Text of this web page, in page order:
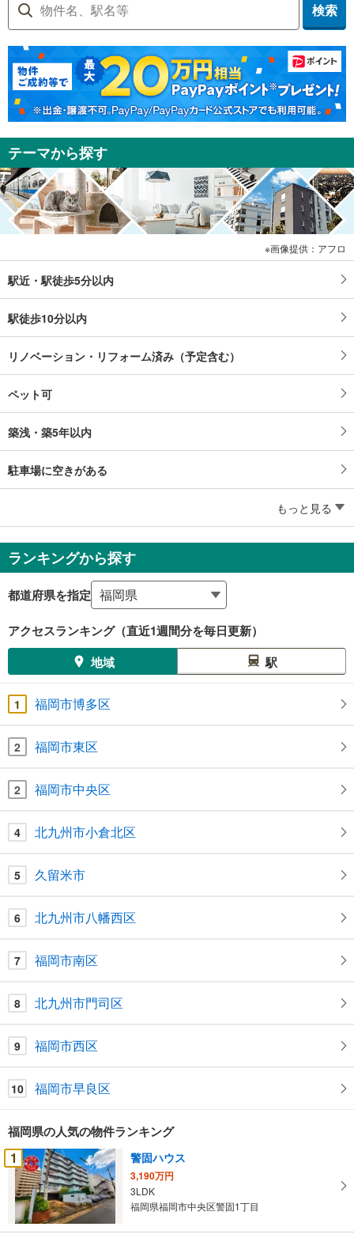
検索
テーマから探す
画像提供：アフロ
駅近・駅徒歩5分以内
駅徒歩10分以内
リノベーション・リフォーム済み（予定含む）
ペット可
築浅・築5年以内
駐車場に空きがある
もっと見る
ランキングから探す
都道府県を指定
アクセスランキング（直近1週間分を毎日更新）
地域
駅
1 福岡市博多区
2 福岡市東区
2 福岡市中央区
4 北九州市小倉北区
5 久留米市
6 北九州市八幡西区
7 福岡市南区
8 北九州市門司区
9 福岡市西区
10 福岡市早良区
福岡県の人気の物件ランキング
1 警固ハウス
3,190万円
3LDK
福岡県福岡市中央区警固1丁目